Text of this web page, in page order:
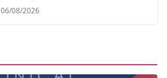
06/08/2026